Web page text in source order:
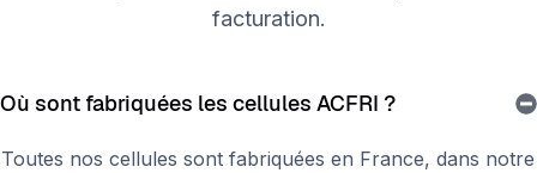
facturation.
Où sont fabriquées les cellules ACFRI ?
Toutes nos cellules sont fabriquées en France, dans notre